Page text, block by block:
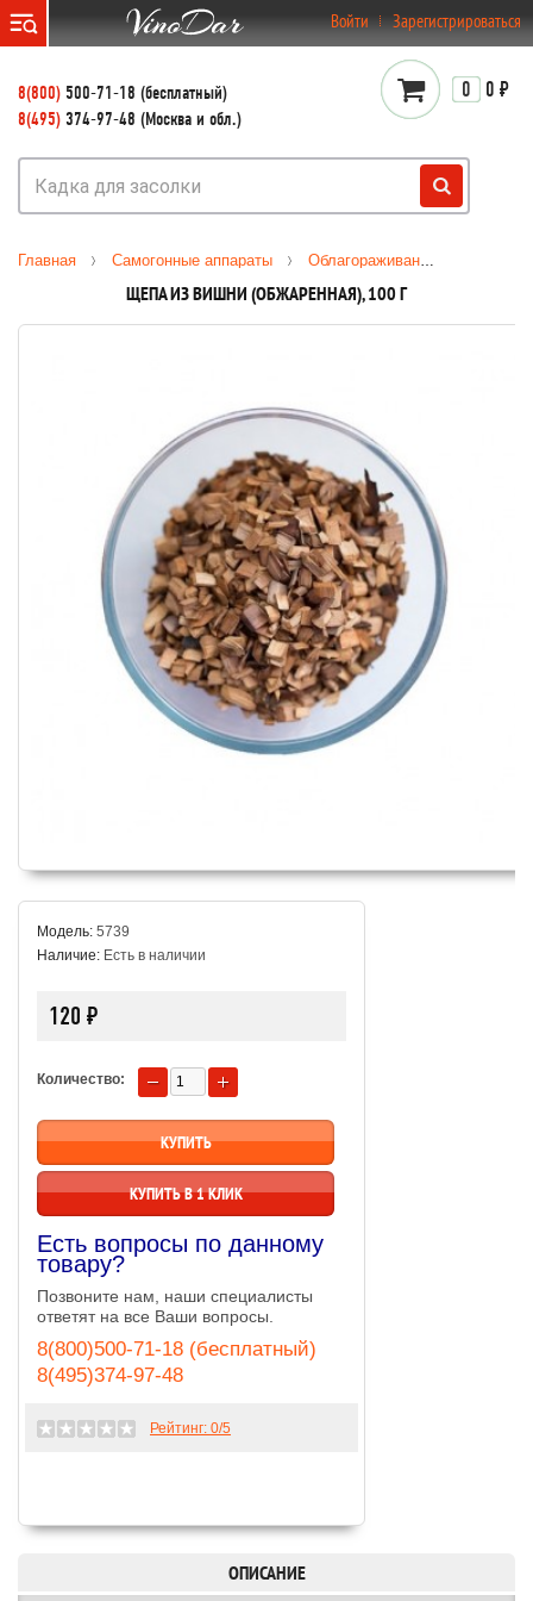
Войти Зарегистрироваться
8(800) 500-71-18 (бесплатный)
8(495) 374-97-48 (Москва и обл.)
0 0 ₽
Главная Самогонные аппараты Облагораживание
ЩЕПА ИЗ ВИШНИ (ОБЖАРЕННАЯ), 100 Г
Модель: 5739
Наличие: Есть в наличии
120 ₽
Количество:
КУПИТЬ В 1 КЛИК
Есть вопросы по данному
товару?
Позвоните нам, наши специалисты
ответят на все Ваши вопросы.
8(800)500-71-18 (бесплатный)
8(495)374-97-48
Рейтинг: 0/5
ОПИСАНИЕ